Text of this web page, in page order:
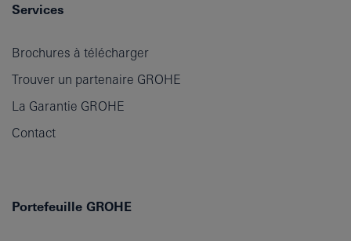
Services
Brochures à télécharger
Trouver un partenaire GROHE
La Garantie GROHE
Contact
Portefeuille GROHE